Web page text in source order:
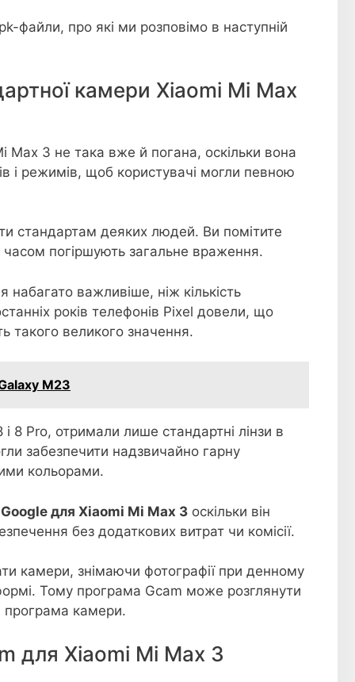
файли, про які ми розповімо в наступній
камери Xiaomi Mi Max
Max 3 не така вже й погана, оскільки вона
і режимів, щоб користувачі могли певною
стандартам деяких людей. Ви помітите
часом погіршують загальне враження.
важливіше, ніж кількість
років телефонів Pixel довели, що
такого великого значення.
M23
і 8 Pro, отримали лише стандартні лінзи в
забезпечити надзвичайно гарну
кольорами.
для Xiaomi Mi Max 3 оскільки він
без додаткових витрат чи комісії.
камери, знімаючи фотографії при денному
Тому програма Gcam може розглянути
програма камери.
для Xiaomi Mi Max 3